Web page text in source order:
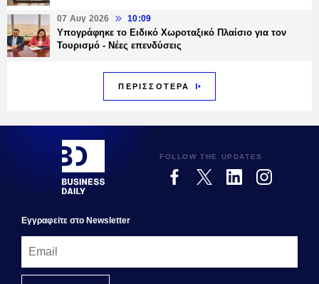
07 Αυγ 2026 10:09
Υπογράφηκε το Ειδικό Χωροταξικό Πλαίσιο για τον
Τουρισμό - Νέες επενδύσεις
ΠΕΡΙΣΣΟΤΕΡΑ
FOLLOW THE UPDATES
Εγγραφεiτε στο Newsletter